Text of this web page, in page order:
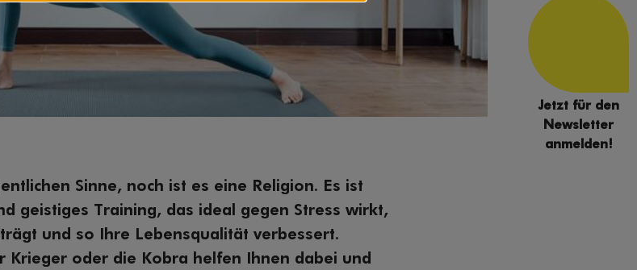
Sinne, noch ist es eine Religion. Es ist
geistiges Training, das ideal gegen Stress wirkt,
und so Ihre Lebensqualität verbessert.
Krieger oder die Kobra helfen Ihnen dabei und
Jetzt für den
Newsletter
anmelden!